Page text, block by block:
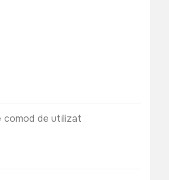
comod de utilizat